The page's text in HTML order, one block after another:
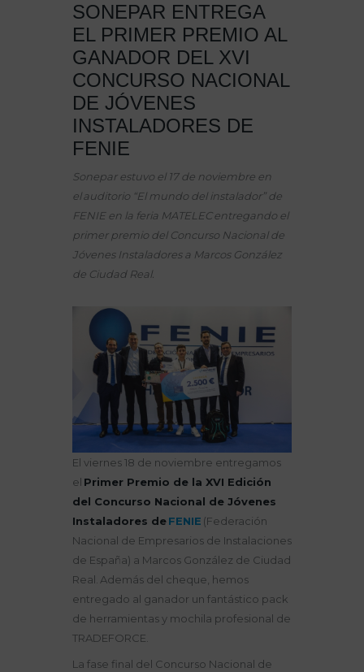
SONEPAR ENTREGA
EL PRIMER PREMIO AL
GANADOR DEL XVI
CONCURSO NACIONAL
DE JÓVENES
INSTALADORES DE
FENIE
Sonepar estuvo el 17 de noviembre en
el auditorio “El mundo del instalador” de
FENIE en la feria MATELEC entregando el
primer premio del Concurso Nacional de
Jóvenes Instaladores a Marcos González
de Ciudad Real.
El viernes 18 de noviembre entregamos
el Primer Premio de la XVI Edición
del Concurso Nacional de Jóvenes
Instaladores deFENIE (Federación
Nacional de Empresarios de Instalaciones
de España) a Marcos González de Ciudad
Real. Además del cheque, hemos
entregado al ganador un fantástico pack
de herramientas y mochila profesional de
TRADEFORCE.
La fase final del Concurso Nacional de